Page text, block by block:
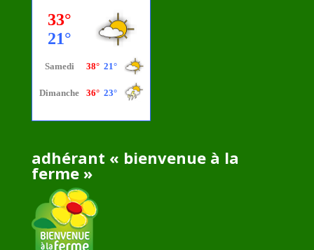
adhérant « bienvenue à la
ferme »